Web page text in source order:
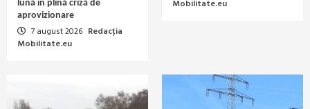
lună în plină criză de
aprovizionare
7 august 2026 Redacția
Mobilitate.eu
Mobilitate.eu